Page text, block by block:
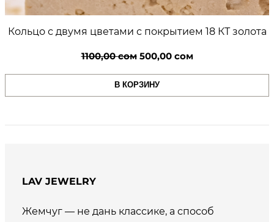
Кольцо с двумя цветами с покрытием 18 КТ золота
1100,00сом Первоначальная
цена
составляла
500,00 сомТекущая
цена:
В КОРЗИНУ
LAV JEWELRY
Жемчуг — не дань классике, а способ